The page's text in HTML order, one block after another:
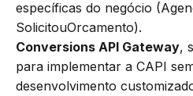
específicas do negócio
SolicitouOrcamento).
Conversions API Gateway,
para implementar a CAPI
desenvolvimento